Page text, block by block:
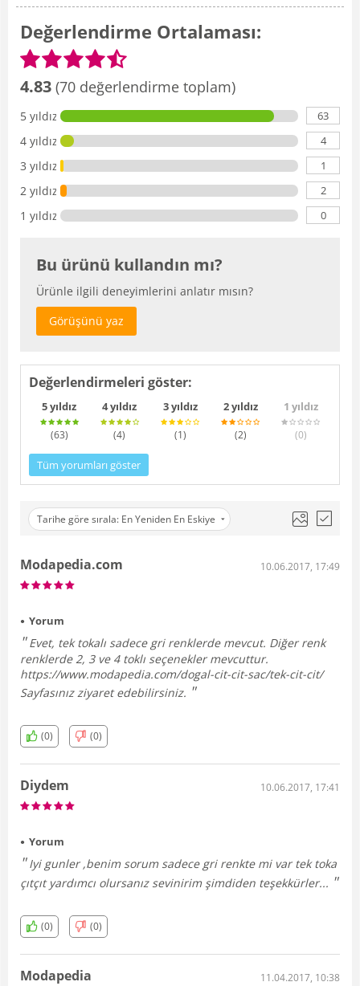
Değerlendirme Ortalaması:
4.83 (70 değerlendirme toplam)
5 yıldız 63
4 yıldız 4
3 yıldız 1
2 yıldız 2
1 yıldız 0
Bu ürünü kullandın mı?
Ürünle ilgili deneyimlerini anlatır mısın?
Görüşünü yaz
Değerlendirmeleri göster:
5 yıldız
(63)
4 yıldız
(4)
3 yıldız
(1)
2 yıldız
(2)
1 yıldız
(0)
Tüm yorumları göster
Tarihe göre sırala: En Yeniden En Eskiye
Modapedia.com 10.06.2017, 17:49
Yorum
Evet, tek tokalı sadece gri renklerde mevcut. Diğer renk
renklerde 2, 3 ve 4 toklı seçenekler mevcuttur.
https://www.modapedia.com/dogal-cit-cit-sac/tek-cit-cit/
Sayfasınız ziyaret edebilirsiniz.
(0) (0)
Diydem 10.06.2017, 17:41
Yorum
Iyi gunler ,benim sorum sadece gri renkte mi var tek toka
çıtçıt yardımcı olursanız sevinirim şimdiden teşekkürler...
(0) (0)
Modapedia 11.04.2017, 10:38